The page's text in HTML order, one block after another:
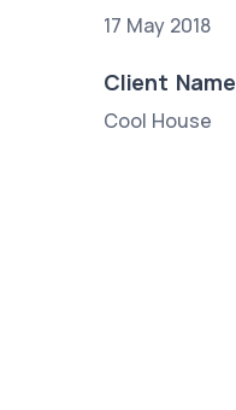
17 May 2018
Client Name
Cool House